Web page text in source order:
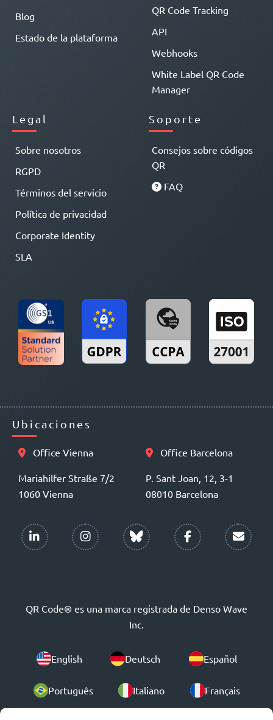
Blog
Estado de la plataforma
QR Code Tracking
API
Webhooks
White Label QR Code
Manager
Legal
Sobre nosotros
RGPD
Términos del servicio
Política de privacidad
Corporate Identity
SLA
Soporte
Consejos sobre códigos
QR
FAQ
Ubicaciones
Office Vienna
Mariahilfer Straße 7/2
1060 Vienna
Office Barcelona
P. Sant Joan, 12, 3-1
08010 Barcelona
QR Code® es una marca registrada de Denso Wave
Inc.
English Deutsch Español
Português Italiano Français